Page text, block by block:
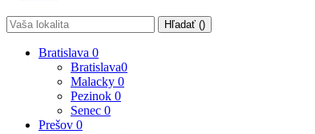
Hľadať ()
Bratislava 0
Bratislava0
Malacky 0
Pezinok 0
Senec 0
Prešov 0